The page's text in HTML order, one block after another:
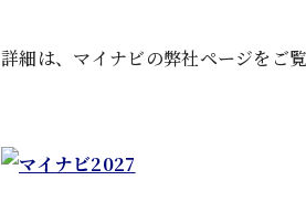
詳細は、マイナビの弊社ページをご覧